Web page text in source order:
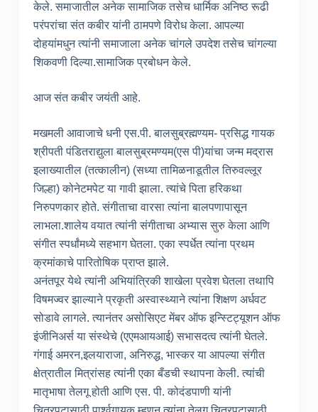
केले. समाजातील अनेक सामाजिक तसेच धार्मिक अनिष्ठ रूढी
परंपरांचा संत कबीर यांनी ठामपणे विरोध केला. आपल्या
दोहयांमधुन त्यांनी समाजाला अनेक चांगले उपदेश तसेच चांगल्या
शिकवणी दिल्या.सामाजिक प्रबोधन केले.
आज संत कबीर जयंती आहे.
मखमली आवाजाचे धनी एस.पी. बालसुब्रह्मण्यम- प्रसिद्ध गायक
श्रीपती पंडितराद्युला बालसुब्रमण्यम(एस पी)यांचा जन्म मद्रास
इलाख्यातील (तत्कालीन) (सध्या तामिळनाडूतील तिरुवल्लूर
जिल्हा) कोनेटमपेट या गावी झाला. त्यांचे पिता हरिकथा
निरुपणकार होते. संगीताचा वारसा त्यांना बालपणापासून
लाभला.शालेय वयात त्यांनी संगीताचा अभ्यास सुरु केला आणि
संगीत स्पर्धांमध्ये सहभाग घेतला. एका स्पर्धेत त्यांना प्रथम
क्रमांकाचे पारितोषिक प्राप्त झाले.
अनंतपूर येथे त्यांनी अभियांत्रिकी शाखेला प्रवेश घेतला तथापि
विषमज्वर झाल्याने प्रकृती अस्वास्थ्याने त्यांना शिक्षण अर्धवट
सोडावे लागले. त्यानंतर असोसिएट मेंबर ऑफ इन्स्टिट्यूशन ऑफ
इंजीनिअर्स या संस्थेचे (एएमआयआई) सभासदत्व त्यांनी घेतले.
गंगाई अमरन,इलयाराजा, अनिरुद्ध, भास्कर या आपल्या संगीत
क्षेत्रातील मित्रांसह त्यांनी एका बँडची स्थापना केली. त्यांची
मातृभाषा तेलगू होती आणि एस. पी. कोदंडपाणी यांनी